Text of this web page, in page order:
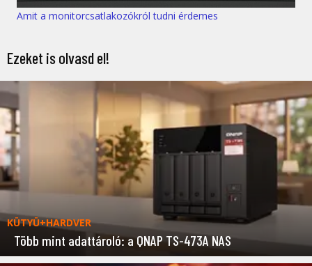
Amit a monitorcsatlakozókról tudni érdemes
Ezeket is olvasd el!
KÜTYÜ+HARDVER
Több mint adattároló: a QNAP TS-473A NAS